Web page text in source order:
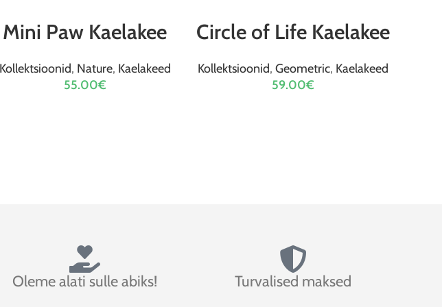
Mini Paw Kaelakee
Kollektsioonid, Nature, Kaelakeed
55.00€
Circle of Life Kaelakee
Kollektsioonid, Geometric, Kaelakeed
59.00€
Oleme alati sulle abiks! Turvalised maksed